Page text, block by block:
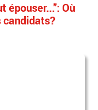
épouser...": Où
candidats?